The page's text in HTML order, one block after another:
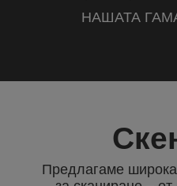
НАШАТА
Предлагаме